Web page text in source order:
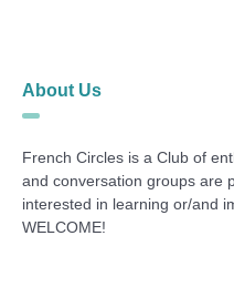
About Us
French Circles is a Club of
and conversation groups are
interested in learning or/and
WELCOME!